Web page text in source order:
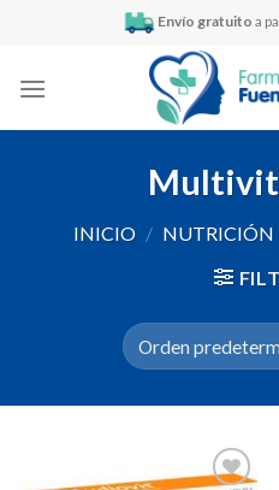
Envío gratuito a
INICIO / NUTRICIÓN